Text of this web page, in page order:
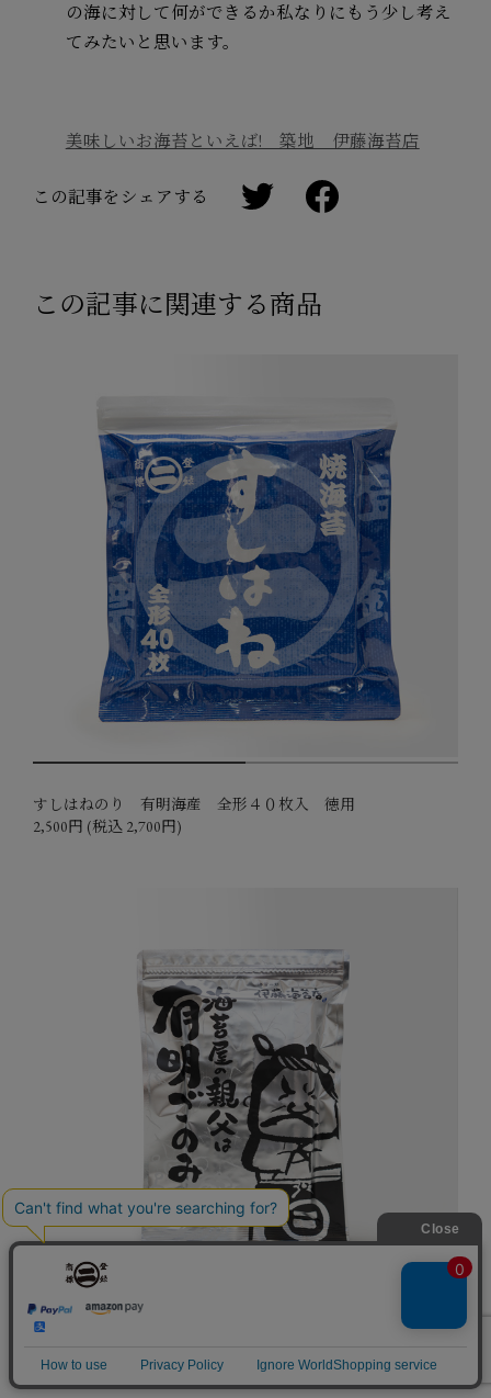
の海に対して何ができるか私なりにもう少し考え
てみたいと思います。
美味しいお海苔といえば! 築地 伊藤海苔店
この記事をシェアする
この記事に関連する商品
1 2
すしはねのり 有明海産 全形４０枚入 徳用
2,500円 (税込 2,700円)
1
海苔屋の親父は有明ごのみ 有明海産 半切４０枚
1,500円 (税込 1,620円)